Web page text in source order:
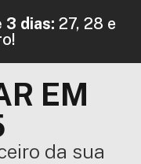
3 dias: 27, 28 e
EM
da sua